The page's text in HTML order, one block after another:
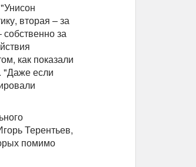
вторая – за
за
как показали
"Даже если
Терентьев,
помимо